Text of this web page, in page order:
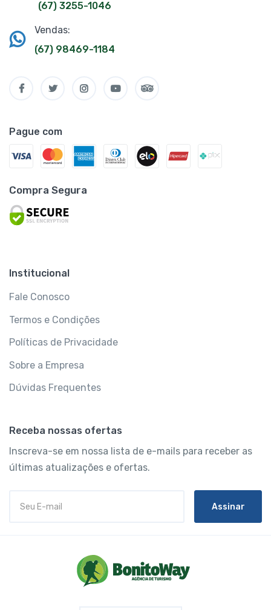
(67) 3255-1046
Vendas:
(67) 98469-1184
Pague com
Compra Segura
Institucional
Fale Conosco
Termos e Condições
Políticas de Privacidade
Sobre a Empresa
Dúvidas Frequentes
Receba nossas ofertas
Inscreva-se em nossa lista de e-mails para receber as
últimas atualizações e ofertas.
Assinar